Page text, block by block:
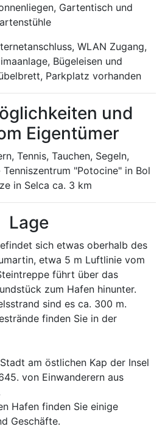
Gartentisch und
WLAN Zugang,
Bügeleisen und
Parkplatz vorhanden
und
Eigentümer
Tennis, Tauchen, Segeln,
"Potocine" in Bol
in Selca ca. 3 km
Lage
sich etwas oberhalb des
etwa 5 m Luftlinie vom
führt über das
zum Hafen hinunter.
sind es ca. 300 m.
finden Sie in der
am östlichen Kap der Insel
von Einwanderern aus
Hafen finden Sie einige
Geschäfte.